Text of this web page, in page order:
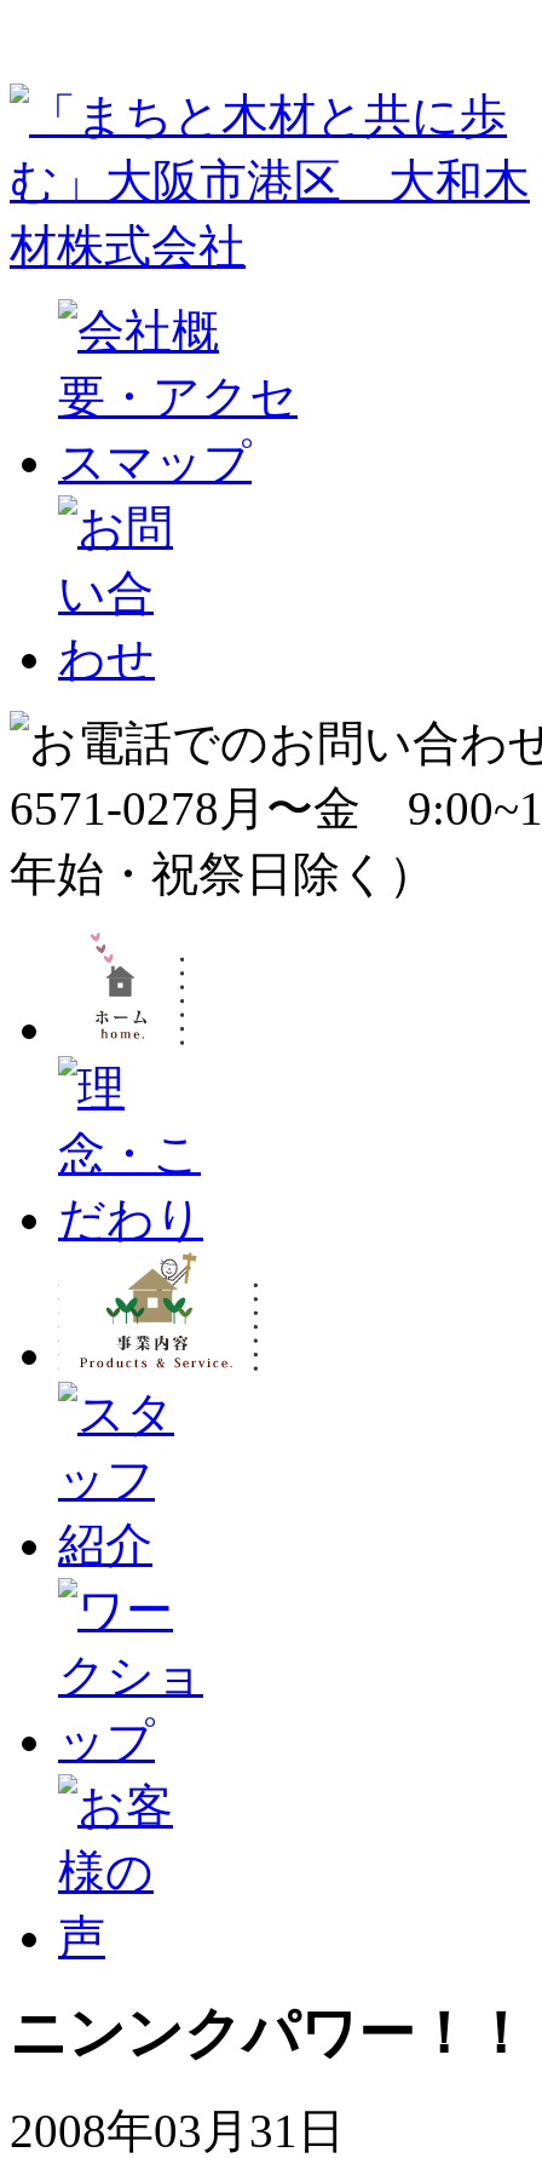
ニンンクパワー！！
2008年03月31日